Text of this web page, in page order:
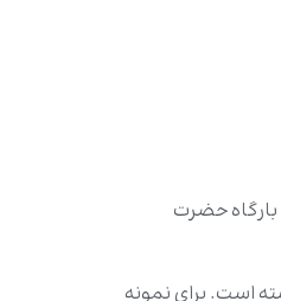
حضرت
است. براى نمونه